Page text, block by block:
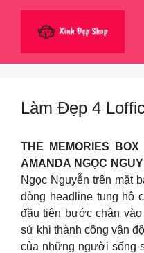
dung
Làm Đẹp 4
THE MEMORIES BOX
AMANDA NGỌC
Ngọc Nguyễn trên mặt
dòng headline tung hô
đầu tiên bước chân
sử khi thành công vận
của những người sống